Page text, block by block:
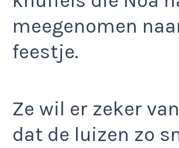
meegenomen
feestje.
Ze wil er zeker
dat de luizen zo